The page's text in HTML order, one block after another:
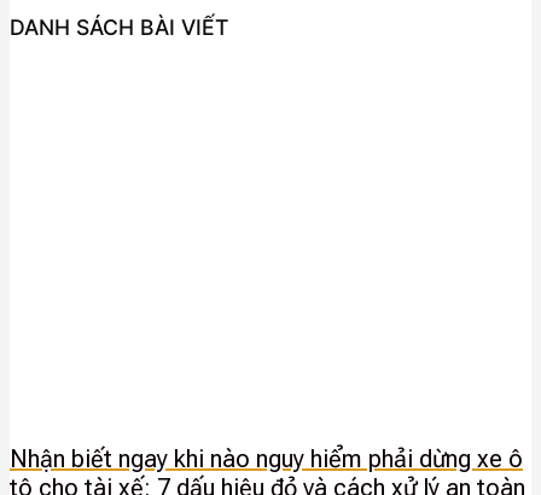
DANH SÁCH BÀI VIẾT
Nhận biết ngay khi nào nguy hiểm phải dừng xe ô
tô cho tài xế: 7 dấu hiệu đỏ và cách xử lý an toàn